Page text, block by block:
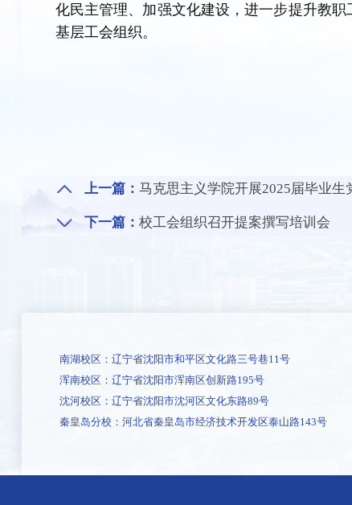
化民主管理、加强文化建设，进一步提升教
基层工会组织。
上一篇： 马克思主义学院开展2025届毕业生
下一篇： 校工会组织召开提案撰写培训会
南湖校区：辽宁省沈阳市和平区文化路三号巷11号
浑南校区：辽宁省沈阳市浑南区创新路195号
沈河校区：辽宁省沈阳市沈河区文化东路89号
秦皇岛分校：河北省秦皇岛市经济技术开发区泰山路143号